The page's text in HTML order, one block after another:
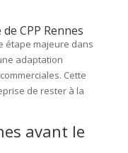
CPP Rennes
étape majeure dans
adaptation
Cette
de rester à la
avant le